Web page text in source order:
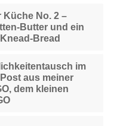
Küche No. 2 –
Butter und ein
Bread
im
aus meiner
dem kleinen